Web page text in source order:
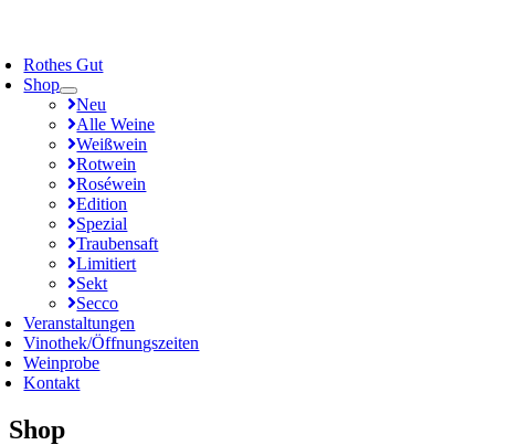
Rothes Gut
Shop
Neu
Alle Weine
Weißwein
Rotwein
Roséwein
Edition
Spezial
Traubensaft
Limitiert
Sekt
Secco
Veranstaltungen
Vinothek/Öffnungszeiten
Weinprobe
Kontakt
Shop